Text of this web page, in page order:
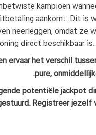
kampioen
aankomt. Dit is
neerleggen, omdat ze
direct beschikbaar
ervaar het verschil
pure,
potentiële jackpot
Registreer jezelf